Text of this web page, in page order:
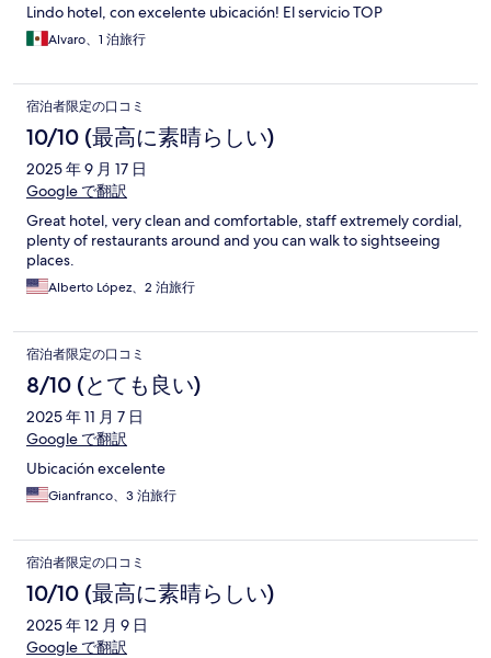
Lindo hotel, con excelente ubicación! El servicio TOP
Alvaro、1 泊旅行
宿泊者限定の口コミ
10/10 (最高に素晴らしい)
2025 年 9 月 17 日
Google で翻訳
Great hotel, very clean and comfortable, staff extremely cordial,
plenty of restaurants around and you can walk to sightseeing
places.
Alberto López、2 泊旅行
宿泊者限定の口コミ
8/10 (とても良い)
2025 年 11 月 7 日
Google で翻訳
Ubicación excelente
Gianfranco、3 泊旅行
宿泊者限定の口コミ
10/10 (最高に素晴らしい)
2025 年 12 月 9 日
Google で翻訳